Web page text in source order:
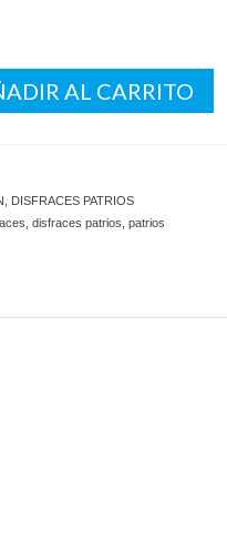
AL CARRITO
DISFRACES PATRIOS
disfraces patrios patrios